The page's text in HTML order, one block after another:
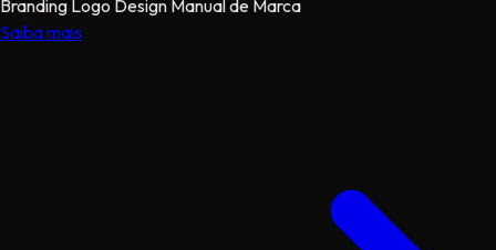
Branding Logo Design Manual de Marca
Saiba mais